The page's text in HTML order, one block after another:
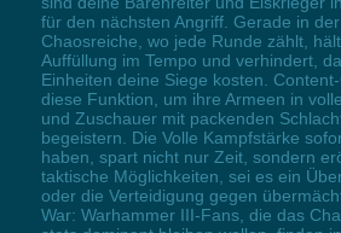
für den nächsten Angriff. Gerade in
Chaosreiche, wo jede Runde zählt,
Auffüllung im Tempo und verhindert,
Einheiten deine Siege kosten.
diese Funktion, um ihre Armeen in
und Zuschauer mit packenden
begeistern. Die Volle Kampfstärke
haben, spart nicht nur Zeit, sondern
taktische Möglichkeiten, sei es ein
oder die Verteidigung gegen
War: Warhammer III-Fans, die das